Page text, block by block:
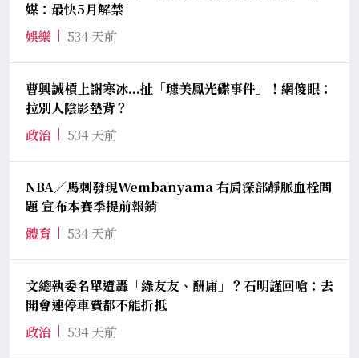
媒：最快5月解禁
娛樂
534 天前
曹興誠槓上謝寒冰...扯「璩美鳳光碟事件」！網傻眼：
拉別人陰影墊背？
政治
534 天前
NBA／馬刺發現Wembanyama 右肩深部靜脈血栓問
題 宣布本賽季提前報銷
體育
534 天前
文總執委名單遭轟「綠友友、酬庸」？石明謹回嗆：去
開會連停車費都不能折抵
政治
534 天前